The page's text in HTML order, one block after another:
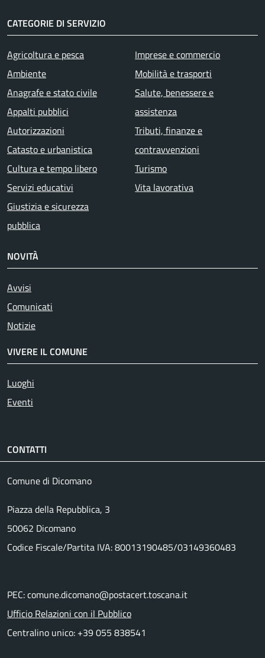
CATEGORIE DI SERVIZIO
Agricoltura e pesca
Ambiente
Anagrafe e stato civile
Appalti pubblici
Autorizzazioni
Catasto e urbanistica
Cultura e tempo libero
Servizi educativi
Giustizia e sicurezza
pubblica
Imprese e commercio
Mobilità e trasporti
Salute, benessere e
assistenza
Tributi, finanze e
contravvenzioni
Turismo
Vita lavorativa
NOVITÀ
Avvisi
Comunicati
Notizie
VIVERE IL COMUNE
Luoghi
Eventi
CONTATTI
Comune di Dicomano
Piazza della Repubblica, 3
50062 Dicomano
Codice Fiscale/Partita IVA: 80013190485/03149360483
PEC: comune.dicomano@postacert.toscana.it
Ufficio Relazioni con il Pubblico
Centralino unico: +39 055 838541